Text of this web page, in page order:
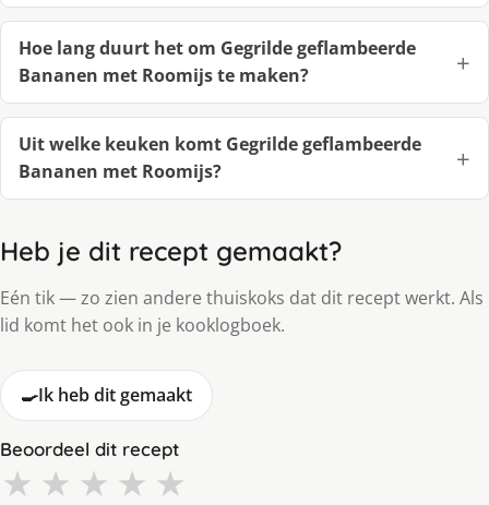
Hoe lang duurt het om Gegrilde geflambeerde
Bananen met Roomijs te maken?
Uit welke keuken komt Gegrilde geflambeerde
Bananen met Roomijs?
Heb je dit recept gemaakt?
Eén tik — zo zien andere thuiskoks dat dit recept werkt. Als
lid komt het ook in je kooklogboek.
🍳Ik heb dit gemaakt
Beoordeel dit recept
★ ★ ★ ★ ★